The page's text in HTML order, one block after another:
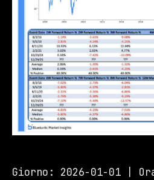
Giorno: 2026-01-01 |